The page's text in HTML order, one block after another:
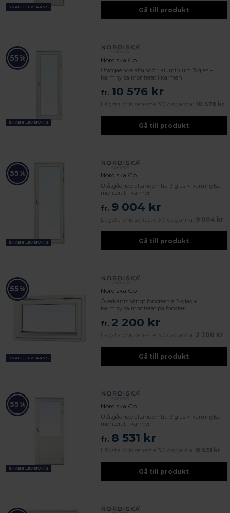
SNABB LEVERANS Gå till produkt
55%
SNABB LEVERANS
Nordiska Go
Utåtgående altandörr aluminium 3-glas +
karmhylsa monterat i karmen
fr. 10 576 kr
Lägsta pris senaste 30 dagarna: 10 576 kr
Gå till produkt
55%
SNABB LEVERANS
Nordiska Go
Utåtgående altandörr trä 3-glas + karmhylsa
monterat i karmen
fr. 9 004 kr
Lägsta pris senaste 30 dagarna: 9 004 kr
Gå till produkt
55%
SNABB LEVERANS
Nordiska Go
Överkantshängt fönster trä 2-glas +
karmhylsa monterat på fönster
fr. 2 200 kr
Lägsta pris senaste 30 dagarna: 2 200 kr
Gå till produkt
55%
SNABB LEVERANS
Nordiska Go
Utåtgående altandörr trä 3-glas + karmhylsa
monterat i karmen
fr. 8 531 kr
Lägsta pris senaste 30 dagarna: 8 531 kr
Gå till produkt